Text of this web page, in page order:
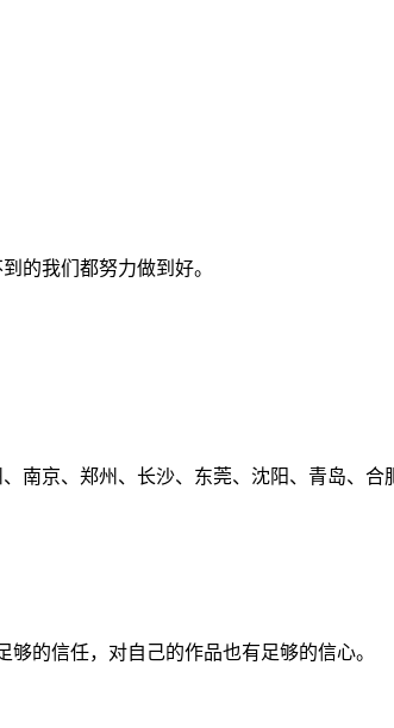
的我们都努力做到好。
南京、郑州、长沙、东莞、沈阳、青岛、合
的信任，对自己的作品也有足够的信心。